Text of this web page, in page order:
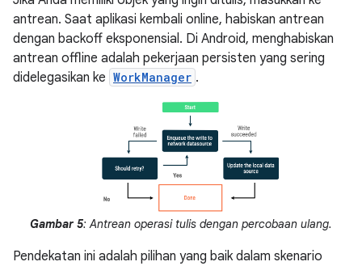
antrean. Saat aplikasi kembali online, habiskan antrean
dengan backoff eksponensial. Di Android, menghabiskan
antrean offline adalah pekerjaan persisten yang sering
didelegasikan ke WorkManager .
Gambar 5: Antrean operasi tulis dengan percobaan ulang.
Pendekatan ini adalah pilihan yang baik dalam skenario